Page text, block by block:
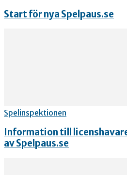
Start för nya Spelpaus.se
Spelinspektionen
Information till
av Spelpaus.se